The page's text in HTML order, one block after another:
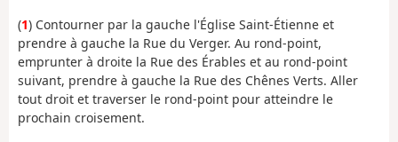
(1) Contourner par la gauche l'Église Saint-Étienne et
prendre à gauche la Rue du Verger. Au rond-point,
emprunter à droite la Rue des Érables et au rond-point
suivant, prendre à gauche la Rue des Chênes Verts. Aller
tout droit et traverser le rond-point pour atteindre le
prochain croisement.